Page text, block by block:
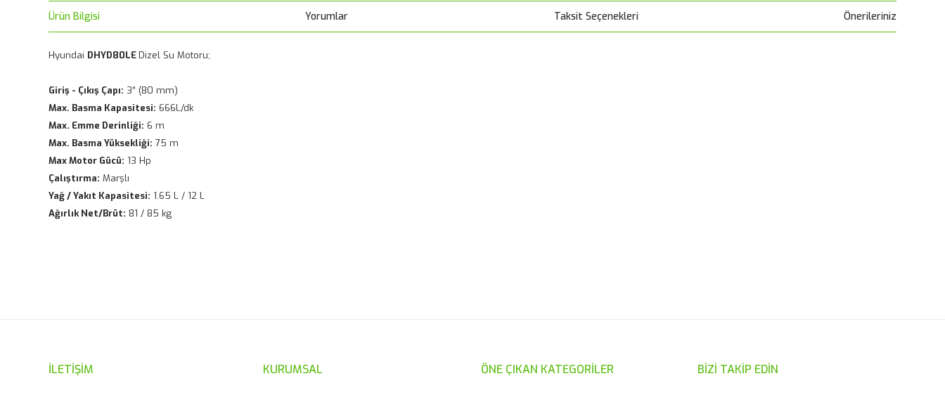
Ürün Bilgisi Yorumlar Taksit Seçenekleri Önerileriniz
Hyundai DHYD80LEDizel Su Motoru;
Giriş - Çıkış Çapı: 3” (80 mm)
Max. Basma Kapasitesi: 666L/dk
Max. Emme Derinliği: 6 m
Max. Basma Yüksekliği: 75 m
Max Motor Gücü: 13 Hp
Çalıştırma: Marşlı
Yağ / Yakıt Kapasitesi: 1.65 L / 12 L
Ağırlık Net/Brüt: 81 / 85 kg
Ürün bilgilerinde hatalar bulunuyor.
İLETİŞİM KURUMSAL ÖNE ÇIKAN KATEGORİLER BİZİ TAKİP EDİN